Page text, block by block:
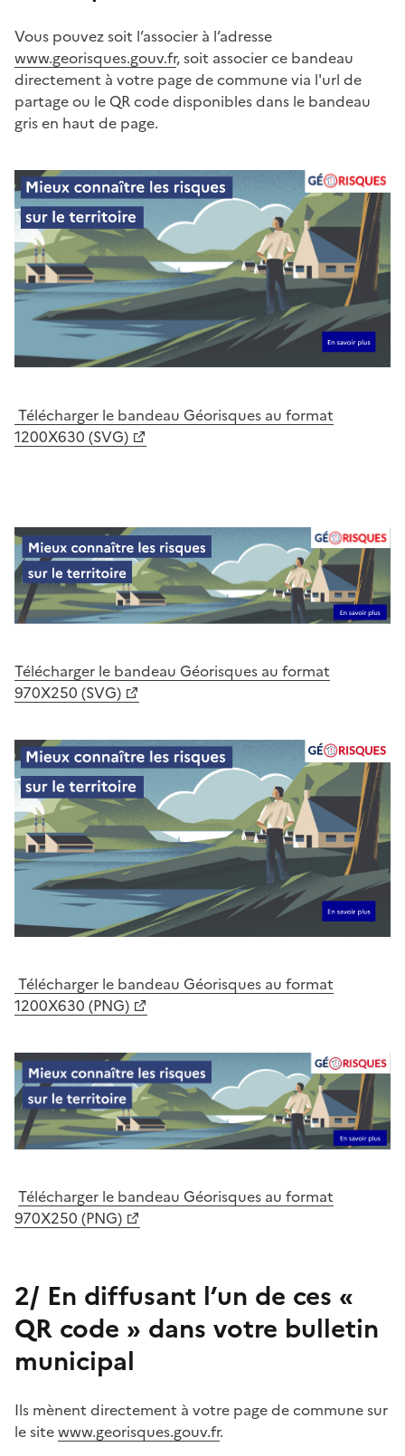
Vous pouvez soit l’associer à l’adresse
www.georisques.gouv.fr, soit associer ce bandeau
directement à votre page de commune via l'url de
partage ou le QR code disponibles dans le bandeau
gris en haut de page.
Télécharger le bandeau Géorisques au format
1200X630 (SVG)
Télécharger le bandeau Géorisques au format
970X250 (SVG)
Télécharger le bandeau Géorisques au format
1200X630 (PNG)
Télécharger le bandeau Géorisques au format
970X250 (PNG)
2/ En diffusant l’un de ces «
QR code » dans votre bulletin
municipal
Ils mènent directement à votre page de commune sur
le sitewww.georisques.gouv.fr.